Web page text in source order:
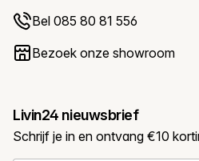
Bel 085 80 81 556
Bezoek onze showroom
Livin24 nieuwsbrief
Schrijf je in en ontvang €10